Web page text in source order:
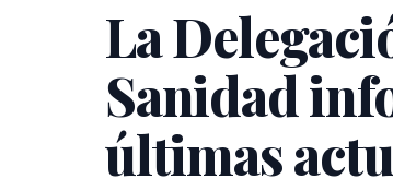
La
Sanidad
últimas